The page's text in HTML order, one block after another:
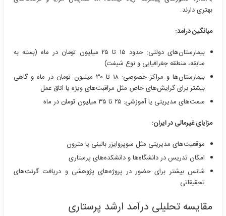
بهتری دارند.
میانگین درآمد:
بیمارستان‌های دولتی: حدود ۱۵ تا ۲۵ میلیون تومان در ماه (بسته به
سابقه، منطقه جغرافیایی و نوع شیفت)
بیمارستان‌ها و مراکز خصوصی: ۱۸ تا ۳۰ میلیون تومان در ماه و گاهی
بیشتر برای گرایش‌های خاص مثل مراقبت‌های ویژه یا اتاق عمل
سمت‌های مدیریتی یا آموزشی: ۲۵ تا ۳۵ میلیون تومان در ماه
مزایای غیرمالی در ایران:
موقعیت‌های مدیریتی مثل سوپروایزر بالینی یا مترون
امکان تدریس در دانشگاه‌ها و دانشکده‌های پرستاری
شانس بیشتر برای حضور در پروژه‌های پژوهشی و دریافت گرنت‌های
تحقیقاتی
مقایسه تحلیلی درآمد ارشد پرستاری